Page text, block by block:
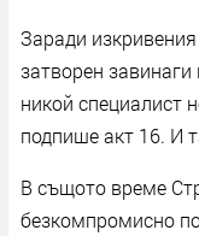
Заради
затворен завинаги
никой специалист
подпише акт 16. И
В същото време
безкомпромисно